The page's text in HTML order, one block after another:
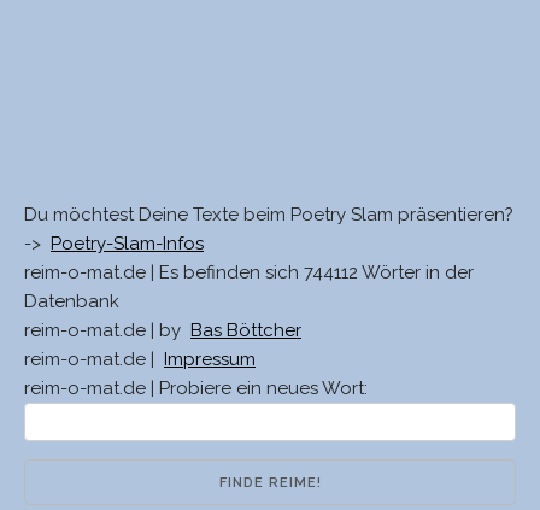
Du möchtest Deine Texte beim Poetry Slam präsentieren?
-> Poetry-Slam-Infos
reim-o-mat.de | Es befinden sich 744112 Wörter in der
Datenbank
reim-o-mat.de | by Bas Böttcher
reim-o-mat.de |
Impressum
reim-o-mat.de | Probiere ein neues Wort: